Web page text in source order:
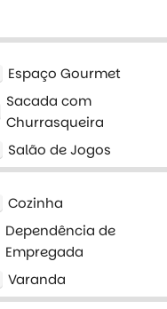
Espaço Gourmet
Sacada com
Churrasqueira
Salão de Jogos
Cozinha
Dependência de
Empregada
Varanda